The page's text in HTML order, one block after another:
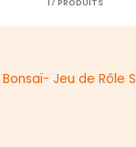
17 PRODUITS